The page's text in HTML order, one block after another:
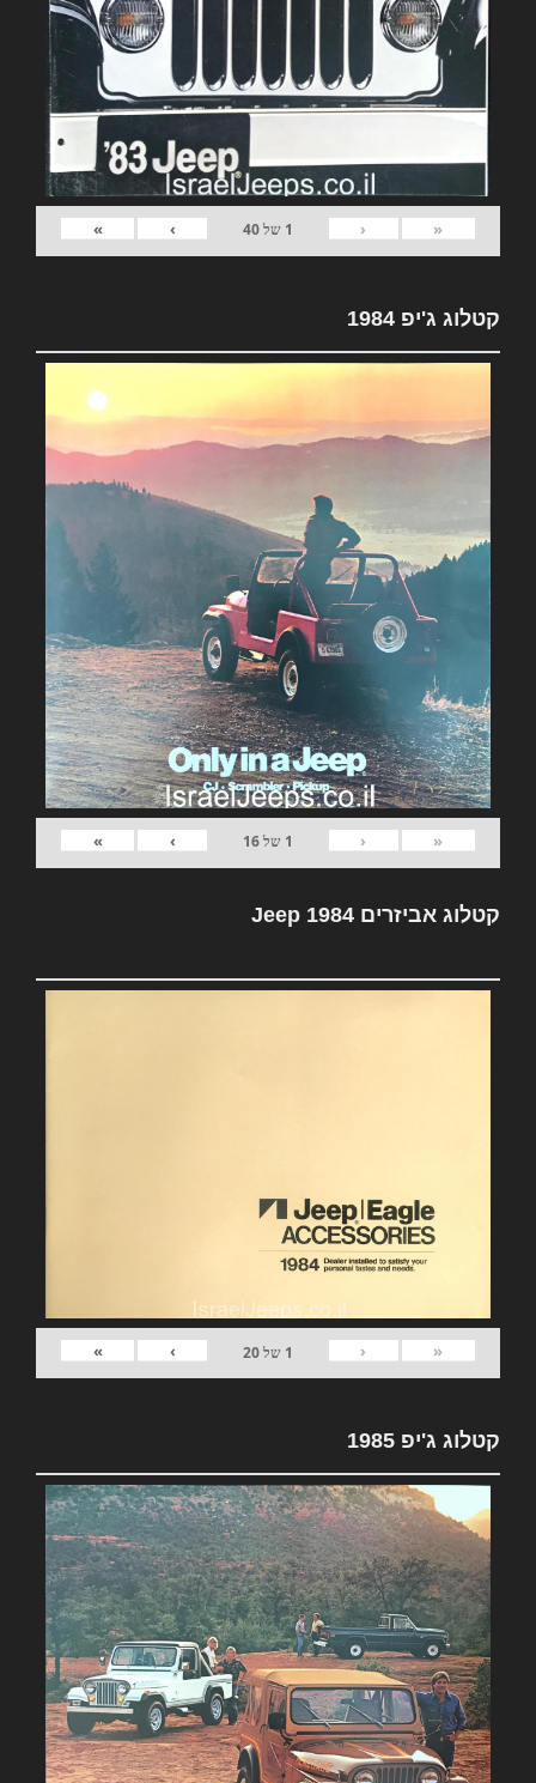
«
‹
1 של40
›
»
קטלוג ג'יפ 1984
«
‹
1 של16
›
»
קטלוג אביזרים Jeep 1984
«
‹
1 של20
›
»
קטלוג ג'יפ 1985